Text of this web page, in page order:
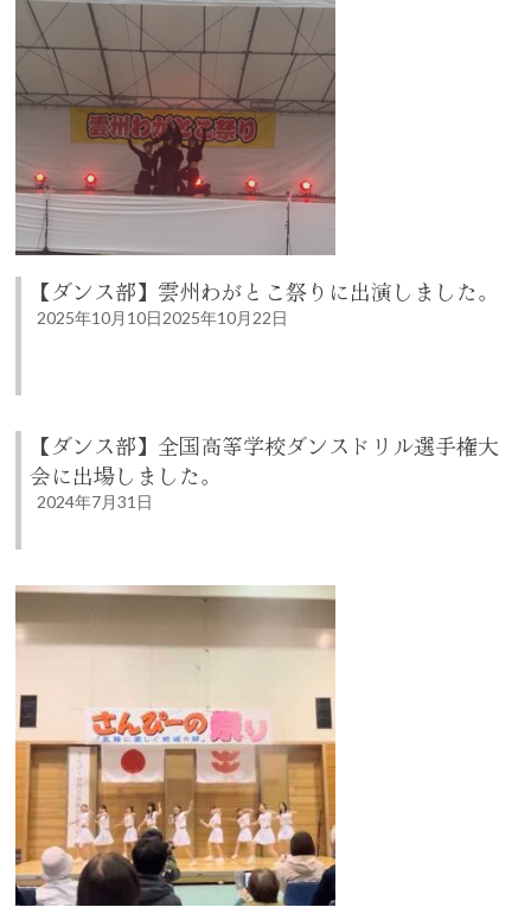
【ダンス部】雲州わがとこ祭りに出演しました。
2025年10月10日2025年10月22日
【ダンス部】全国高等学校ダンスドリル選手権大
会に出場しました。
2024年7月31日